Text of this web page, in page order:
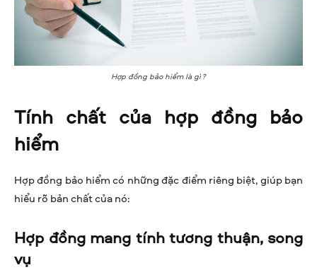
Hợp đồng bảo hiểm là gì?
Tính chất của hợp đồng bảo
hiểm
Hợp đồng bảo hiểm có những đặc điểm riêng biệt, giúp bạn
hiểu rõ bản chất của nó:
Hợp đồng mang tính tương thuận, song
vụ